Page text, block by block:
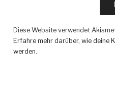
Diese Website verwendet
Erfahre mehr darüber, wie deine
werden.